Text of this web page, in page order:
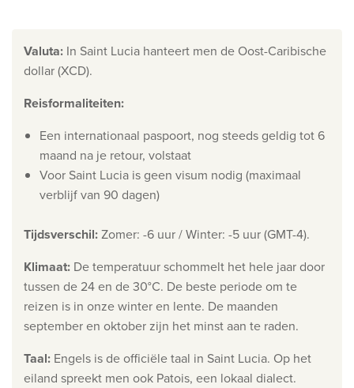
Bekijk alle promoties
Over Travelworld
Wie zijn wij
Waarom Travelworld
Onze bestemmingen
Nuttige links
Vacatures
Voorwaarden
Valuta: In Saint Lucia hanteert men de Oost-Caribische
dollar (XCD).
Reisformaliteiten:
Een internationaal paspoort, nog steeds geldig tot 6
maand na je retour, volstaat
Voor Saint Lucia is geen visum nodig (maximaal
verblijf van 90 dagen)
Tijdsverschil:Zomer: -6 uur / Winter: -5 uur(GMT-4).
Klimaat: De temperatuur schommelt het hele jaar door
tussen de 24 en de 30°C. De beste periode om te
reizen is in onze winter en lente. De maanden
september en oktober zijn het minst aan te raden.
Taal: Engels is de officiële taal in Saint Lucia. Op het
eiland spreekt men ook Patois, een lokaal dialect.